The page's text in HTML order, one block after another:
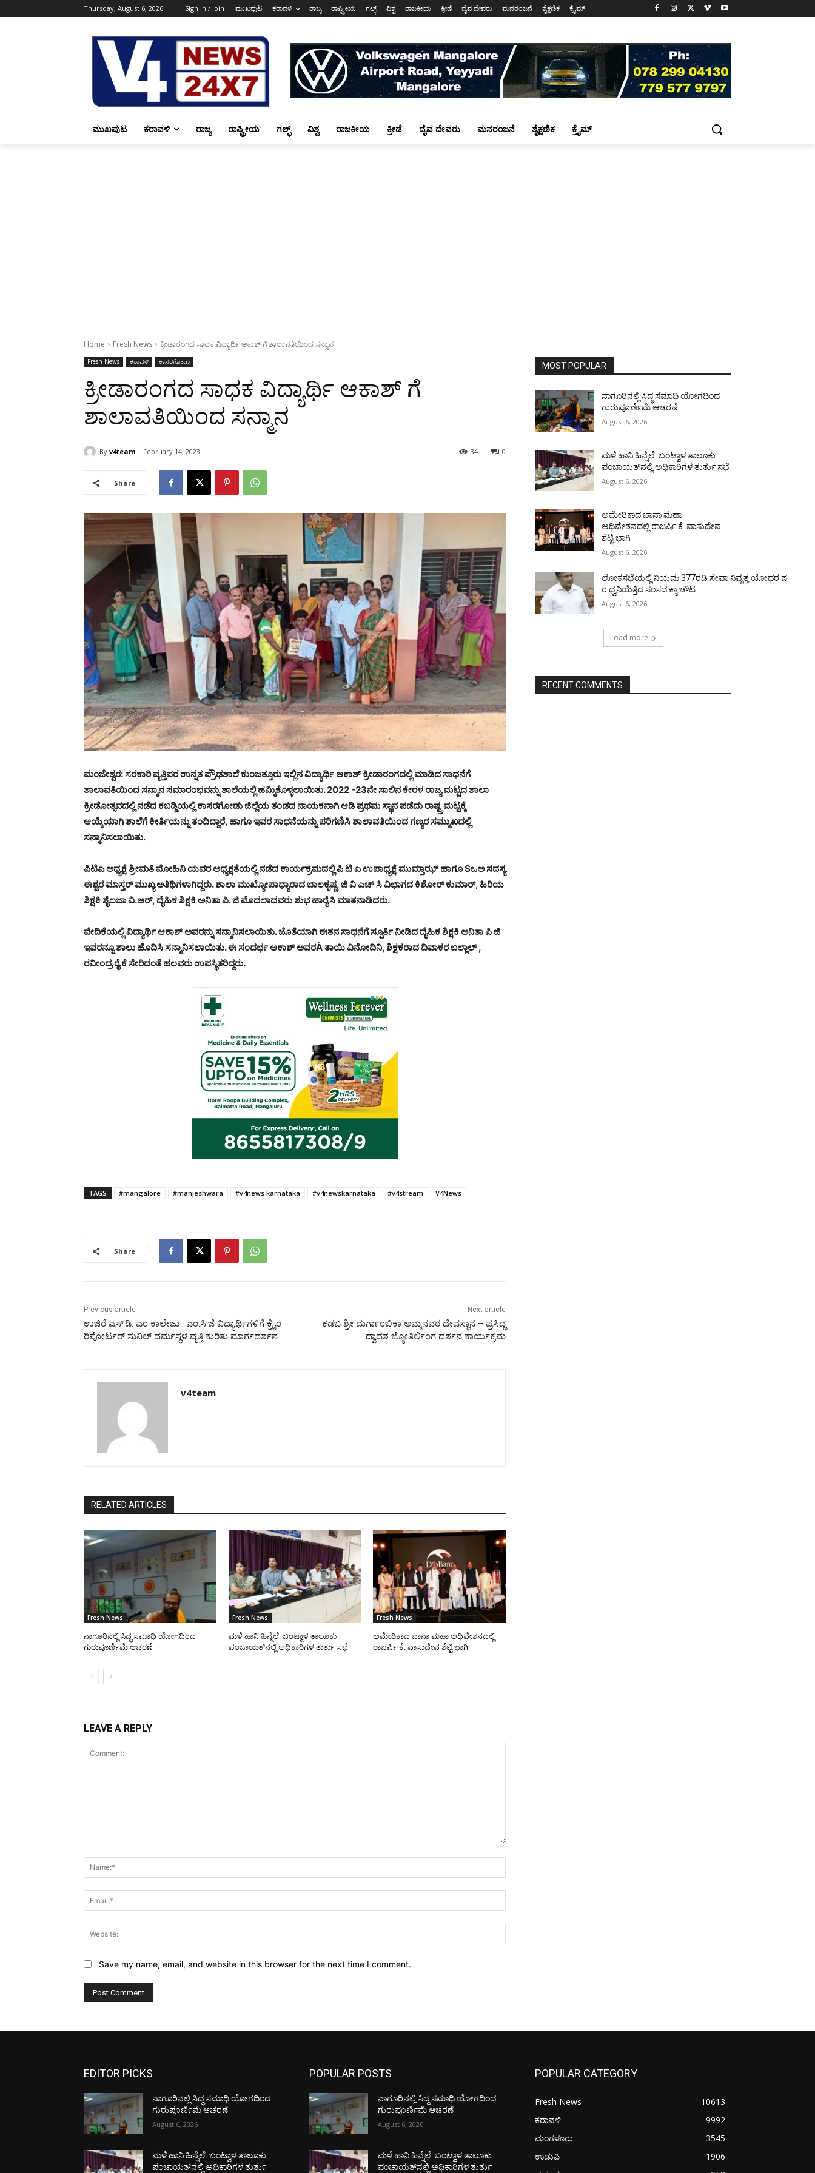
Thursday, August 6, 2026 Sign in / Join ಮುಖಪುಟ ಕರಾವಳಿ ರಾಜ್ಯ ರಾಷ್ಟ್ರೀಯ ಗಲ್ಫ್ ವಿಶ್ವ ರಾಜಕೀಯ ಕ್ರೀಡೆ ದೈವ ದೇವರು ಮನರಂಜನೆ ಶೈಕ್ಷಣಿಕ ಕ್ರೈಮ್
ಮುಖಪುಟ ಕರಾವಳಿ ರಾಜ್ಯ ರಾಷ್ಟ್ರೀಯ ಗಲ್ಫ್ ವಿಶ್ವ ರಾಜಕೀಯ ಕ್ರೀಡೆ ದೈವ ದೇವರು ಮನರಂಜನೆ ಶೈಕ್ಷಣಿಕ ಕ್ರೈಮ್
Home Fresh News ಕ್ರೀಡಾರಂಗದ ಸಾಧಕ ವಿದ್ಯಾರ್ಥಿ ಆಕಾಶ್ ಗೆ ಶಾಲಾವತಿಯಿಂದ ಸನ್ಮಾನ
Fresh News ಕರಾವಳಿ ಕಾಸರಗೋಡು
ಕ್ರೀಡಾರಂಗದ ಸಾಧಕ ವಿದ್ಯಾರ್ಥಿ ಆಕಾಶ್ ಗೆ
ಶಾಲಾವತಿಯಿಂದ ಸನ್ಮಾನ
By v4team February 14, 2023 0
34
Share
ಮಂಜೇಶ್ವರ: ಸರಕಾರಿ ವೃತ್ತಿಪರ ಉನ್ನತ ಪ್ರೌಢಶಾಲೆ ಕುಂಜತ್ತೂರು ಇಲ್ಲಿನ ವಿದ್ಯಾರ್ಥಿ ಆಕಾಶ್ ಕ್ರೀಡಾರಂಗದಲ್ಲಿ ಮಾಡಿದ ಸಾಧನೆಗೆ
ಶಾಲಾವತಿಯಿಂದ ಸನ್ಮಾನ ಸಮಾರಂಭವನ್ನು ಶಾಲೆಯಲ್ಲಿ ಹಮ್ಮಿಕೊಳ್ಳಲಾಯಿತು. 2022 -23ನೇ ಸಾಲಿನ ಕೇರಳ ರಾಜ್ಯ ಮಟ್ಟದ ಶಾಲಾ
ಕ್ರೀಡೋತ್ಸವದಲ್ಲಿ ನಡೆದ ಕಬಡ್ಡಿಯಲ್ಲಿ ಕಾಸರಗೋಡು ಜಿಲ್ಲೆಯ ತಂಡದ ನಾಯಕನಾಗಿ ಆಡಿ ಪ್ರಥಮ ಸ್ಥಾನ ಪಡೆದು ರಾಷ್ಟ್ರಮಟ್ಟಕ್ಕೆ
ಆಯ್ಕೆಯಾಗಿ ಶಾಲೆಗೆ ಕೀರ್ತಿಯನ್ನು ತಂದಿದ್ದಾರೆ, ಹಾಗೂ ಇವರ ಸಾಧನೆಯನ್ನು ಪರಿಗಣಿಸಿ ಶಾಲಾವತಿಯಿಂದ ಗಣ್ಯರ ಸಮ್ಮುಖದಲ್ಲಿ
ಸನ್ಮಾನಿಸಲಾಯಿತು.
ಪಿಟಿಎ ಅಧ್ಯಕ್ಷೆ ಶ್ರೀಮತಿ ಮೋಹಿನಿ ಯವರ ಅಧ್ಯಕ್ಷತೆಯಲ್ಲಿ ನಡೆದ ಕಾರ್ಯಕ್ರಮದಲ್ಲಿ ಪಿ ಟಿ ಎ ಉಪಾಧ್ಯಕ್ಷೆ ಮುಮ್ತಾಝ್ ಹಾಗೂ Sಒಅ ಸದಸ್ಯ
ಈಶ್ವರ ಮಾಸ್ತರ್ ಮುಖ್ಯ ಅತಿಥಿಗಳಾಗಿದ್ದರು. ಶಾಲಾ ಮುಖ್ಯೋಪಾಧ್ಯಾರಾದ ಬಾಲಕೃಷ್ಣ, ಜಿ ವಿ ಎಚ್ ಸಿ ವಿಭಾಗದ ಕಿಶೋರ್ ಕುಮಾರ್, ಹಿರಿಯ
ಶಿಕ್ಷಕಿ ಶೈಲಜಾ ವಿ.ಆರ್, ದೈಹಿಕ ಶಿಕ್ಷಕಿ ಅನಿತಾ ಪಿ. ಜಿ ಮೊದಲಾದವರು ಶುಭ ಹಾರೈಸಿ ಮಾತನಾಡಿದರು.
ವೇದಿಕೆಯಲ್ಲಿ ವಿದ್ಯಾರ್ಥಿ ಆಕಾಶ್ ಅವರನ್ನು ಸನ್ಮಾನಿಸಲಾಯಿತು. ಜೊತೆಯಾಗಿ ಈತನ ಸಾಧನೆಗೆ ಸ್ಪೂರ್ತಿ ನೀಡಿದ ದೈಹಿಕ ಶಿಕ್ಷಕಿ ಅನಿತಾ ಪಿ ಜಿ
ಇವರನ್ನೂ ಶಾಲು ಹೊದಿಸಿ ಸನ್ಮಾನಿಸಲಾಯಿತು. ಈ ಸಂದರ್ಭ ಆಕಾಶ್ ಅವರÀ ತಾಯಿ ವಿನೋದಿನಿ, ಶಿಕ್ಷಕರಾದ ದಿವಾಕರ ಬಲ್ಲಾಲ್ ,
ರವೀಂದ್ರ ರೈ ಕೆ ಸೇರಿದಂತೆ ಹಲವರು ಉಪಸ್ಥಿತರಿದ್ದರು.
TAGS #mangalore #manjeshwara #v4news karnataka #v4newskarnataka #v4stream V4News
Share
Previous article
ಉಜಿರೆ ಎಸ್.ಡಿ. ಎಂ ಕಾಲೇಜು : ಎಂ.ಸಿ.ಜೆ ವಿದ್ಯಾರ್ಥಿಗಳಿಗೆ ಕ್ರೈಂ
ರಿಪೋರ್ಟರ್ ಸುನಿಲ್ ದರ್ಮಸ್ಥಳ ವೃತ್ತಿ ಕುರಿತು ಮಾರ್ಗದರ್ಶನ
Next article
ಕಡಬ ಶ್ರೀ ದುರ್ಗಾಂಬಿಕಾ ಅಮ್ಮನವರ ದೇವಸ್ಥಾನ – ಪ್ರಸಿದ್ಧ
ದ್ವಾದಶ ಜ್ಯೋತಿರ್ಲಿಂಗ ದರ್ಶನ ಕಾರ್ಯಕ್ರಮ
v4team
RELATED ARTICLES
Fresh News
ನಾಗೂರಿನಲ್ಲಿ ಸಿದ್ಧ ಸಮಾಧಿ ಯೋಗದಿಂದ
ಗುರುಪೂರ್ಣಿಮೆ ಆಚರಣೆ
Fresh News
ಮಳೆ ಹಾನಿ ಹಿನ್ನೆಲೆ: ಬಂಟ್ವಾಳ ತಾಲೂಕು
ಪಂಚಾಯತ್‌ನಲ್ಲಿ ಅಧಿಕಾರಿಗಳ ತುರ್ತು ಸಭೆ
Fresh News
ಅಮೇರಿಕಾದ ಬಾನಾ ಮಹಾ ಅಧಿವೇಶನದಲ್ಲಿ
ರಾಜರ್ಷಿ ಕೆ. ವಾಸುದೇವ ಶೆಟ್ಟಿ ಭಾಗಿ
LEAVE A REPLY
Save my name, email, and website in this browser for the next time I comment.
MOST POPULAR
ನಾಗೂರಿನಲ್ಲಿ ಸಿದ್ಧ ಸಮಾಧಿ ಯೋಗದಿಂದ
ಗುರುಪೂರ್ಣಿಮೆ ಆಚರಣೆ
August 6, 2026
ಮಳೆ ಹಾನಿ ಹಿನ್ನೆಲೆ: ಬಂಟ್ವಾಳ ತಾಲೂಕು
ಪಂಚಾಯತ್‌ನಲ್ಲಿ ಅಧಿಕಾರಿಗಳ ತುರ್ತು ಸಭೆ
August 6, 2026
ಅಮೇರಿಕಾದ ಬಾನಾ ಮಹಾ
ಅಧಿವೇಶನದಲ್ಲಿ ರಾಜರ್ಷಿ ಕೆ. ವಾಸುದೇವ
ಶೆಟ್ಟಿ ಭಾಗಿ
August 6, 2026
ಲೋಕಸಭೆಯಲ್ಲಿ ನಿಯಮ 377ರಡಿ ಸೇವಾ ನಿವೃತ್ತ ಯೋಧರ ಪ
ರ ಧ್ವನಿಯೆತ್ತಿದ ಸಂಸದ ಕ್ಯಾ.ಚೌಟ
August 6, 2026
Load more
RECENT COMMENTS
EDITOR PICKS
ನಾಗೂರಿನಲ್ಲಿ ಸಿದ್ಧ ಸಮಾಧಿ ಯೋಗದಿಂದ
ಗುರುಪೂರ್ಣಿಮೆ ಆಚರಣೆ
August 6, 2026
ಮಳೆ ಹಾನಿ ಹಿನ್ನೆಲೆ: ಬಂಟ್ವಾಳ ತಾಲೂಕು
ಪಂಚಾಯತ್‌ನಲ್ಲಿ ಅಧಿಕಾರಿಗಳ ತುರ್ತು
POPULAR POSTS
ನಾಗೂರಿನಲ್ಲಿ ಸಿದ್ಧ ಸಮಾಧಿ ಯೋಗದಿಂದ
ಗುರುಪೂರ್ಣಿಮೆ ಆಚರಣೆ
August 6, 2026
ಮಳೆ ಹಾನಿ ಹಿನ್ನೆಲೆ: ಬಂಟ್ವಾಳ ತಾಲೂಕು
ಪಂಚಾಯತ್‌ನಲ್ಲಿ ಅಧಿಕಾರಿಗಳ ತುರ್ತು
POPULAR CATEGORY
Fresh News
10613
ಕರಾವಳಿ
9992
ಮಂಗಳೂರು
3545
ಉಡುಪಿ
1906